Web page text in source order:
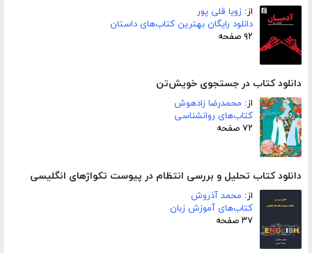
از: زویا قلی پور
دانلود رایگان بهترین کتاب‌های داستان
۹۲ صفحه
دانلود کتاب در جستجوی خویش‌تن
از: محمدرضا زادهوش
کتاب‌های روانشناسی
۷۲ صفحه
دانلود کتاب تحلیل و بررسی انتظام در پیوست تکواژهای انگلیسی
از: محمد آذروش
کتاب‌های آموزش زبان
۳۷ صفحه